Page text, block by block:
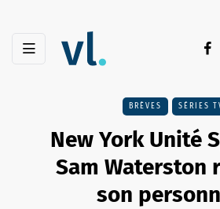
BRÈVES SÉRIES
New York Unité
Sam Waterston
son